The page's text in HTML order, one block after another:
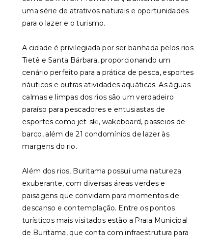
uma série de atrativos naturais e oportunidades
para o lazer e o turismo.
A cidade é privilegiada por ser banhada pelos rios
Tietê e Santa Bárbara, proporcionando um
cenário perfeito para a prática de pesca, esportes
náuticos e outras atividades aquáticas. As águas
calmas e limpas dos rios são um verdadeiro
paraíso para pescadores e entusiastas de
esportes como jet-ski, wakeboard, passeios de
barco, além de 21 condomínios de lazer às
margens do rio.
Além dos rios, Buritama possui uma natureza
exuberante, com diversas áreas verdes e
paisagens que convidam para momentos de
descanso e contemplação. Entre os pontos
turísticos mais visitados estão a Praia Municipal
de Buritama, que conta com infraestrutura para